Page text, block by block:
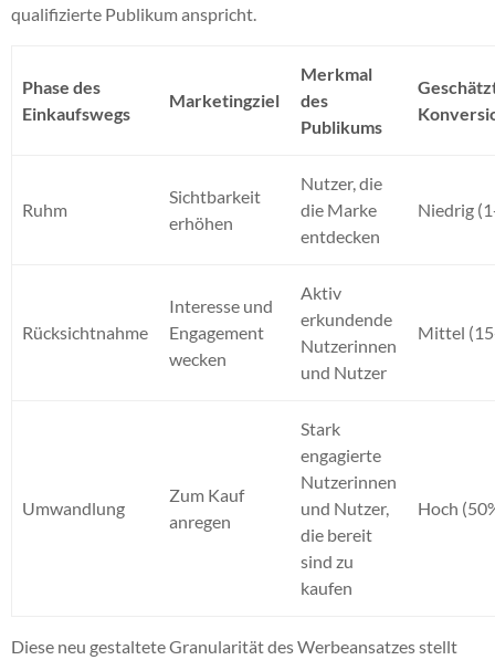
qualifizierte Publikum anspricht.
Phase des
Einkaufswegs
Marketingziel
Merkmal
des
Publikums
Ruhm
Sichtbarkeit
erhöhen
Nutzer, die
die Marke
entdecken
Niedrig
Rücksichtnahme
Interesse und
Engagement
wecken
Aktiv
erkundende
Nutzerinnen
und Nutzer
Mittel
Umwandlung
Zum Kauf
anregen
Stark
engagierte
Nutzerinnen
und Nutzer,
die bereit
sind zu
kaufen
Hoch
Diese neu gestaltete Granularität des Werbeansatzes stellt